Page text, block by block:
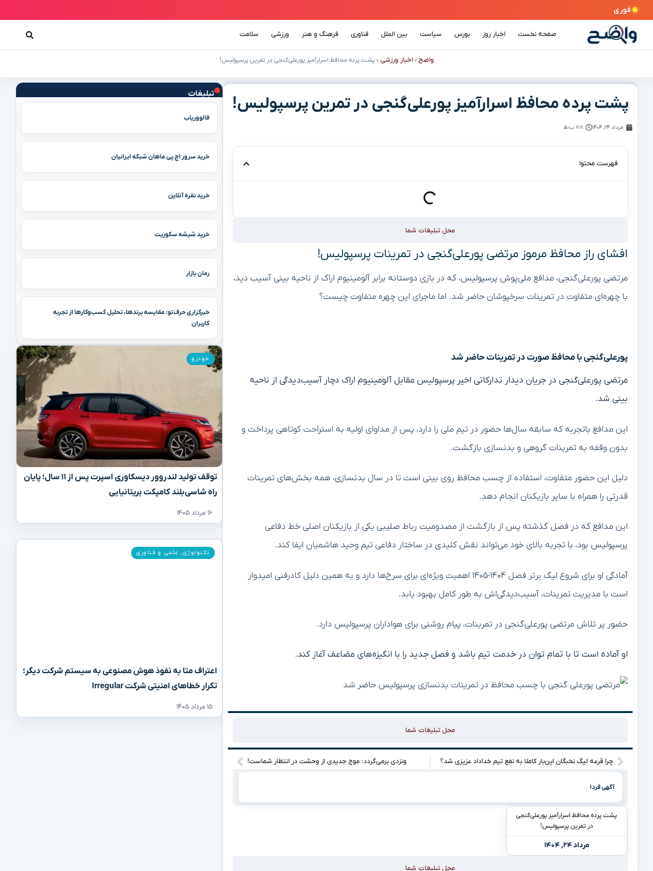
فوری
صفحه نخست اخبار روز بورس سیاست بین الملل فناوری فرهنگ و هنر ورزشی سلامت
واضح »اخبار ورزشی » پشت پرده محافظ اسرارآمیز پورعلی‌گنجی در تمرین پرسپولیس!
تبلیغات
فالووریاب
خرید سرور اچ پی ماهان شبکه ایرانیان
خرید نقره آنلاین
خرید شیشه سکوریت
رمان بازار
خبرگزاری حرف‌تو: مقایسه برندها، تحلیل کسب‌وکارها از تجربه
کاربران
توقف تولید لندروور دیسکاوری اسپرت پس از ۱۱ سال؛ پایان
راه شاسی‌بلند کامپکت بریتانیایی
۱۶ مرداد ۱۴۰۵
خودرو
اعتراف متا به نفوذ هوش مصنوعی به سیستم شرکت دیگر؛
تکرار خطاهای امنیتی شرکت Irregular
۱۵ مرداد ۱۴۰۵
تکنولوژی, علمی و فناوری
پشت پرده محافظ اسرارآمیز پورعلی‌گنجی در تمرین پرسپولیس!
مرداد ۲۴, ۱۴۰۴ ۷:۱۱ ب٫ظ
فهرست محتوا
محل تبلیغات شما
افشای راز محافظ مرموز مرتضی پورعلی‌گنجی در تمرینات پرسپولیس!
مرتضی پورعلی‌گنجی، مدافع ملی‌پوش پرسپولیس، که در بازی دوستانه برابر آلومینیوم اراک از ناحیه بینی آسیب دید،
با چهره‌ای متفاوت در تمرینات سرخپوشان حاضر شد. اما ماجرای این چهره متفاوت چیست؟
پورعلی‌گنجی با محافظ صورت در تمرینات حاضر شد
مرتضی پورعلی‌گنجی در جریان دیدار تدارکاتی اخیر پرسپولیس مقابل آلومینیوم اراک دچار آسیب‌دیدگی از ناحیه
بینی شد.
این مدافع باتجربه که سابقه سال‌ها حضور در تیم ملی را دارد، پس از مداوای اولیه به استراحت کوتاهی پرداخت و
بدون وقفه به تمرینات گروهی و بدنسازی بازگشت.
دلیل این حضور متفاوت، استفاده از چسب محافظ روی بینی است تا در سال بدنسازی، همه بخش‌های تمرینات
قدرتی را همراه با سایر بازیکنان انجام دهد.
این مدافع که در فصل گذشته پس از بازگشت از مصدومیت رباط صلیبی یکی از بازیکنان اصلی خط دفاعی
پرسپولیس بود، با تجربه بالای خود می‌تواند نقش کلیدی در ساختار دفاعی تیم وحید هاشمیان ایفا کند.
آمادگی او برای شروع لیگ برتر فصل ۱۴۰۴-۱۴۰۵ اهمیت ویژه‌ای برای سرخ‌ها دارد و به همین دلیل کادرفنی امیدوار
است با مدیریت تمرینات، آسیب‌دیدگی‌اش به طور کامل بهبود یابد.
حضور پر تلاش مرتضی پورعلی‌گنجی در تمرینات، پیام روشنی برای هواداران پرسپولیس دارد.
او آماده است تا با تمام توان در خدمت تیم باشد و فصل جدید را با انگیزه‌های مضاعف آغاز کند.
محل تبلیغات شما
چرا قرعه لیگ نخبگان این‌بار کاملا به نفع تیم خداداد عزیزی شد؟ ونزدی برمی‌گردد: موج جدیدی از وحشت در انتظار شماست!
آگهی فردا
پشت پرده محافظ اسرارآمیز پورعلی‌گنجی
در تمرین پرسپولیس!
مرداد ۲۴, ۱۴۰۴
محل تبلیغات شما